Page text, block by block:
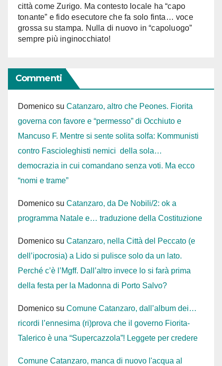
città come Zurigo. Ma contesto locale ha “capo
tonante” e fido esecutore che fa solo finta… voce
grossa su stampa. Nulla di nuovo in “capoluogo”
sempre più inginocchiato!
Commenti
Domenico su Catanzaro, altro che Peones. Fiorita
governa con favore e “permesso” di Occhiuto e
Mancuso F. Mentre si sente solita solfa: Kommunisti
contro Fascioleghisti nemici della sola…
democrazia in cui comandano senza voti. Ma ecco
“nomi e trame”
Domenico su Catanzaro, da De Nobili/2: ok a
programma Natale e… traduzione della Costituzione
Domenico su Catanzaro, nella Città del Peccato (e
dell’ipocrosia) a Lido si pulisce solo da un lato.
Perché c’è l’Mgff. Dall’altro invece lo si farà prima
della festa per la Madonna di Porto Salvo?
Domenico su Comune Catanzaro, dall’album dei…
ricordi l’ennesima (ri)prova che il governo Fiorita-
Talerico è una “Supercazzola”! Leggete per credere
Comune Catanzaro, manca di nuovo l'acqua al